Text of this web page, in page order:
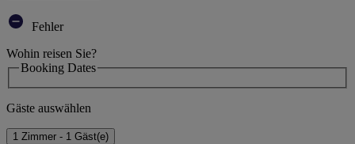
Fehler
Wohin reisen Sie?
Booking Dates
Gäste auswählen
1 Zimmer - 1 Gäst(e)